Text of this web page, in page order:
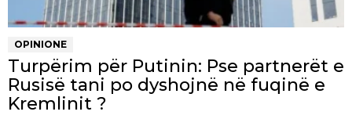
OPINIONE
Turpërim për Putinin: Pse partnerët e
Rusisë tani po dyshojnë në fuqinë e
Kremlinit ?